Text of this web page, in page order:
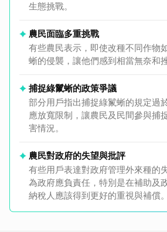
生態挑戰。
農民面臨多重挑戰
有些農民表示，即使改種不同作物
蜥的侵襲，讓他們感到相當無奈和挫
捕捉綠鬣蜥的政策爭議
部分用戶指出捕捉綠鬣蜥的規定過
應放寬限制，讓農民及民間參與捕
害情況。
農民對政府的失望與批評
有些用戶表達對政府管理外來種的
為政府應負責任，特別是在補助及
納稅人應該得到更好的重視與補償。
取消